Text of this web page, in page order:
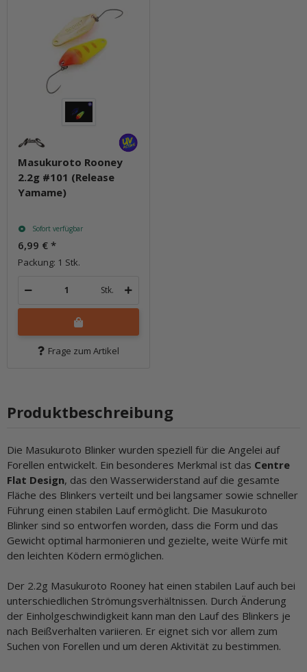
Masukuroto Rooney
2.2g #101 (Release
Yamame)
Sofort verfügbar
6,99 € *
Packung: 1 Stk.
Stk.
Frage zum Artikel
Produktbeschreibung
Die Masukuroto Blinker wurden speziell für die Angelei auf
Forellen entwickelt. Ein besonderes Merkmal ist das Centre
Flat Design, das den Wasserwiderstand auf die gesamte
Fläche des Blinkers verteilt und bei langsamer sowie schneller
Führung einen stabilen Lauf ermöglicht. Die Masukuroto
Blinker sind so entworfen worden, dass die Form und das
Gewicht optimal harmonieren und gezielte, weite Würfe mit
den leichten Ködern ermöglichen.
Der 2.2g Masukuroto Rooney hat einen stabilen Lauf auch bei
unterschiedlichen Strömungsverhältnissen. Durch Änderung
der Einholgeschwindigkeit kann man den Lauf des Blinkers je
nach Beißverhalten variieren. Er eignet sich vor allem zum
Suchen von Forellen und um deren Aktivität zu bestimmen.